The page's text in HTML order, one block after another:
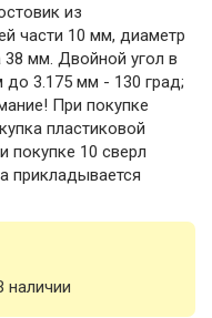
из
части 10 мм, диаметр
мм. Двойной угол в
до 3.175 мм - 130 град;
При покупке
пластиковой
покупке 10 сверл
прикладывается
наличии